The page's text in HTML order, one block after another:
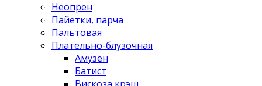
Неопрен
Пайетки, парча
Пальтовая
Плательно-блузочная
Амузен
Батист